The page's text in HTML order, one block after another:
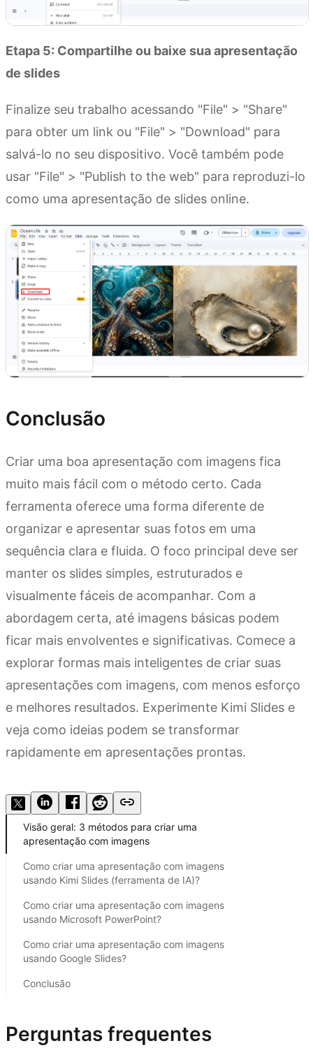
Etapa 5: Compartilhe ou baixe sua apresentação
de slides
Finalize seu trabalho acessando "File" > "Share"
para obter um link ou "File" > "Download" para
salvá-lo no seu dispositivo. Você também pode
usar "File" > "Publish to the web" para reproduzi-lo
como uma apresentação de slides online.
Conclusão
Criar uma boa apresentação com imagens fica
muito mais fácil com o método certo. Cada
ferramenta oferece uma forma diferente de
organizar e apresentar suas fotos em uma
sequência clara e fluida. O foco principal deve ser
manter os slides simples, estruturados e
visualmente fáceis de acompanhar. Com a
abordagem certa, até imagens básicas podem
ficar mais envolventes e significativas. Comece a
explorar formas mais inteligentes de criar suas
apresentações com imagens, com menos esforço
e melhores resultados. Experimente Kimi Slides e
veja como ideias podem se transformar
rapidamente em apresentações prontas.
Visão geral: 3 métodos para criar uma
apresentação com imagens
Como criar uma apresentação com imagens
usando Kimi Slides (ferramenta de IA)?
Como criar uma apresentação com imagens
usando Microsoft PowerPoint?
Como criar uma apresentação com imagens
usando Google Slides?
Conclusão
Perguntas frequentes